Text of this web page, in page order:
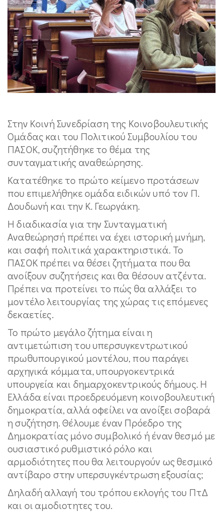
Στην Κοινή Συνεδρίαση της Κοινοβουλευτικής
Ομάδας και του Πολιτικού Συμβουλίου του
ΠΑΣΟΚ, συζητήθηκε το θέμα της
συνταγματικής αναθεώρησης.
Κατατέθηκε το πρώτο κείμενο προτάσεων
που επιμελήθηκε ομάδα ειδικών υπό τον Π.
Δουδωνή και την Κ. Γεωργάκη.
Η διαδικασία για την Συνταγματική
Αναθεώρησή πρέπει να έχει ιστορική μνήμη,
και σαφή πολιτικά χαρακτηριστικά. Το
ΠΑΣΟΚ πρέπει να θέσει ζητήματα που θα
ανοίξουν συζητήσεις και θα θέσουν ατζέντα.
Πρέπει να προτείνει το πώς θα αλλάξει το
μοντέλο λειτουργίας της χώρας τις επόμενες
δεκαετίες.
Το πρώτο μεγάλο ζήτημα είναι η
αντιμετώπιση του υπερσυγκεντρωτικού
πρωθυπουργικού μοντέλου, που παράγει
αρχηγικά κόμματα, υπουργοκεντρικά
υπουργεία και δημαρχοκεντρικούς δήμους. Η
Ελλάδα είναι προεδρευόμενη κοινοβουλευτική
δημοκρατία, αλλά οφείλει να ανοίξει σοβαρά
η συζήτηση. Θέλουμε έναν Πρόεδρο της
Δημοκρατίας μόνο συμβολικό ή έναν θεσμό με
ουσιαστικό ρυθμιστικό ρόλο και
αρμοδιότητες που θα λειτουργούν ως θεσμικό
αντίβαρο στην υπερσυγκέντρωση εξουσίας;
Δηλαδή αλλαγή του τρόπου εκλογής του ΠτΔ
και οι αμοδιοτητες του.